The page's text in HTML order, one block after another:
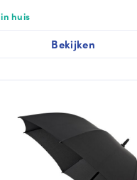
huis
Bekijken